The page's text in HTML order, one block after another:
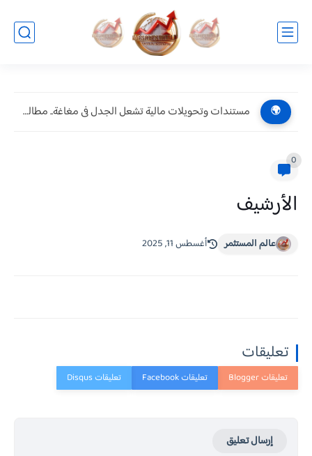
🌍 مستندات وتحويلات مالية تشعل الجدل فى مغاغة.. مطالبات بالتحقيق فى...
0
الأرشيف
عالم المستثمر أغسطس 11, 2025
تعليقات
إرسال تعليق